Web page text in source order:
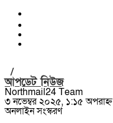
/
আপডেট নিউজ
Northmail24 Team
৩ নভেম্বর ২০২৫, ১:১৫ অপরাহ্ন
অনলাইন সংস্করণ